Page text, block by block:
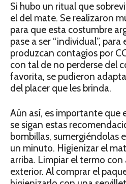
Si hubo un ritual que
el del mate. Se realizaron
para que esta costumbre
pase a ser “individual”, para
produzcan contagios por
con tal de no perderse del
favorita, se pudieron
del placer que les brinda.
Aún así, es importante que
se sigan estas
bombillas, sumergiéndolas
un minuto. Higienizar el
arriba. Limpiar el termo
exterior. Al comprar el